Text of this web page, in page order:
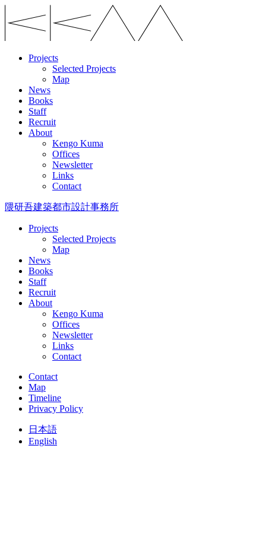
Projects
Selected Projects
Map
News
Books
Staff
Recruit
About
Kengo Kuma
Offices
Newsletter
Links
Contact
隈研吾建築都市設計事務所
Projects
Selected Projects
Map
News
Books
Staff
Recruit
About
Kengo Kuma
Offices
Newsletter
Links
Contact
Contact
Map
Timeline
Privacy Policy
日本語
English